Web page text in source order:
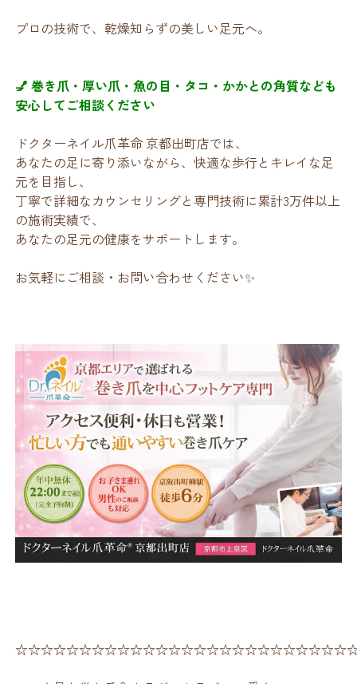
プロの技術で、乾燥知らずの美しい足元へ。
💅 巻き爪・厚い爪・魚の目・タコ・かかとの角質なども
安心してご相談ください
ドクターネイル爪革命 京都出町店では、
あなたの足に寄り添いながら、快適な歩行とキレイな足
元を目指し、
丁寧で詳細なカウンセリングと専門技術に累計3万件以上
の施術実績で、
あなたの足元の健康をサポートします。
お気軽にご相談・お問い合わせください✨